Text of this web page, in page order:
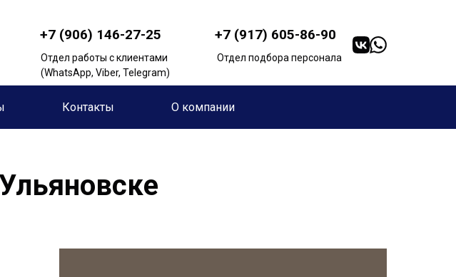
+7 (906) 146-27-25 +7 (917) 605-86-90
Отдел подбора персонала
Отдел работы с клиентами
(WhatsApp, Viber, Telegram)
Контакты О компании